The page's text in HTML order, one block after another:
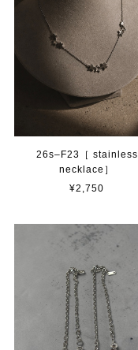
26s–F23［ stainless
necklace］
¥2,750